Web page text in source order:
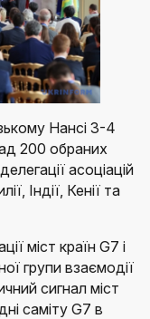
Нансі 3-4
200 обраних
асоціацій
Індії, Кенії та
міст країн G7 і
групи взаємодії
сигнал міст
саміту G7 в